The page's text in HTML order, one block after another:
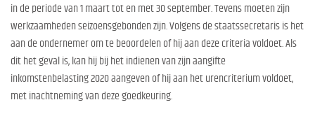
in de periode van 1 maart tot en met 30 september. Tevens moeten zijn
werkzaamheden seizoensgebonden zijn. Volgens de staatssecretaris is het
aan de ondernemer om te beoordelen of hij aan deze criteria voldoet. Als
dit het geval is, kan hij bij het indienen van zijn aangifte
inkomstenbelasting 2020 aangeven of hij aan het urencriterium voldoet,
met inachtneming van deze goedkeuring.